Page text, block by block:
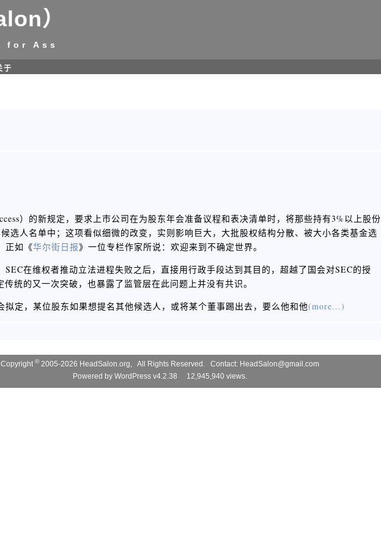
）
for Ass
于
）的新规定，要求上市公司在为股东年会准备议程和表决清单时，将那些持有3%以上股份
选人名单中；这项看似细微的改变，实则影响巨大，大批股权结构分散、被大小各类基金选
正如《华尔街日报》一位专栏作家所说：欢迎来到不确定世界。
在维权者推动立法进程失败之后，直接用行政手段达到其目的，超越了国会对SEC的授
统的又一次突破，也暴露了监管层在此问题上并没有共识。
定，某位股东如果想提名其他候选人，或将某个董事踢出去，要么他和他(more...)
Copyright© 2005-2026 HeadSalon.org, All Rights Reserved. Contact: HeadSalon@gmail.com
Powered by WordPress v4.2.38 12,945,940 views.